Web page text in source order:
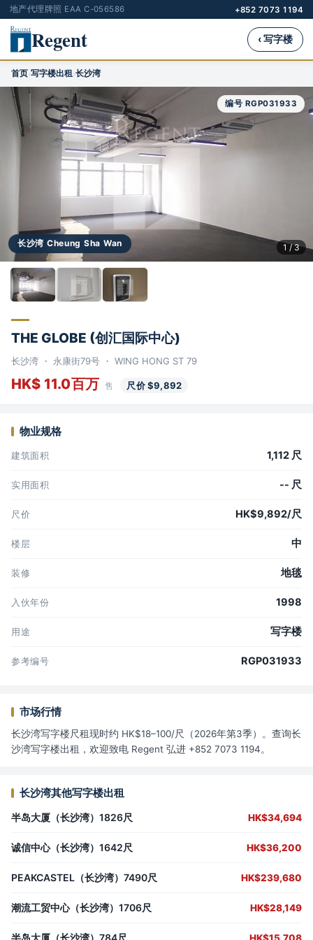
地产代理牌照 EAA C-056586 +852 7073 1194
Regent ‹ 写字楼
首页›写字楼出租›长沙湾
长沙湾 Cheung Sha Wan
编号 RGP031933
1 / 3
THE GLOBE (创汇国际中心)
长沙湾 ・ 永康街79号 ・ WING HONG ST 79
HK$ 11.0百万 售 尺价 $9,892
物业规格
建筑面积 1,112 尺
实用面积 -- 尺
尺价 HK$9,892/尺
楼层 中
装修 地毯
入伙年份 1998
用途 写字楼
参考编号 RGP031933
市场行情
长沙湾写字楼尺租现时约 HK$18–100/尺（2026年第3季）。查询长
沙湾写字楼出租，欢迎致电 Regent 弘进 +852 7073 1194。
长沙湾其他写字楼出租
半岛大厦（长沙湾）1826尺 HK$34,694
诚信中心（长沙湾）1642尺 HK$36,200
PEAKCASTEL（长沙湾）7490尺 HK$239,680
潮流工贸中心（长沙湾）1706尺 HK$28,149